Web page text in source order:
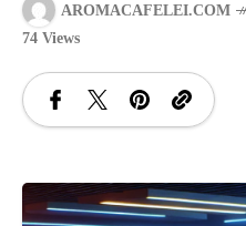
AROMACAFELEI.COM
74 Views